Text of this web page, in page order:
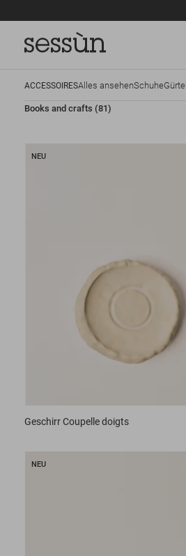
ACCESSOIRESAlles ansehenSchuheGürtel
Books and crafts (81)
NEU
GeschirrCoupelle doigts
NEU